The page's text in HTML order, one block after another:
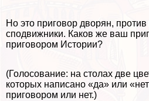
Но это приговор дворян,
сподвижники. Каков же ваш
приговором Истории?
(Голосование: на столах две
которых написано «да» или
приговором или нет.)